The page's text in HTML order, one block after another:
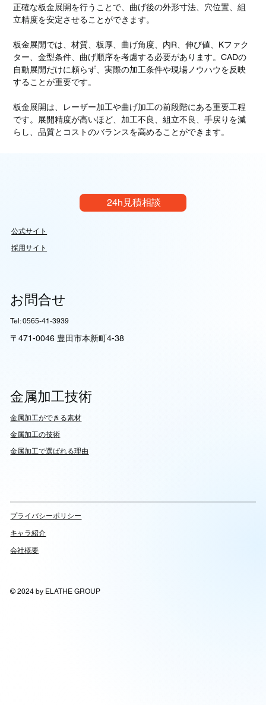
正確な板金展開を行うことで、曲げ後の外形寸法、穴位置、組
立精度を安定させることができます。
板金展開では、材質、板厚、曲げ角度、内R、伸び値、Kファク
ター、金型条件、曲げ順序を考慮する必要があります。CADの
自動展開だけに頼らず、実際の加工条件や現場ノウハウを反映
することが重要です。
板金展開は、レーザー加工や曲げ加工の前段階にある重要工程
です。展開精度が高いほど、加工不良、組立不良、手戻りを減
らし、品質とコストのバランスを高めることができます。
24h見積相談
公式サイト
採用サイト
お問合せ
Tel: 0565-41-3939
〒471-0046 豊田市本新町4-38
金属加工技術
​金属加工ができる素材
​金属加工の技術
金属加工で選ばれる理由
© 2024 by ELATHE GROUP
​プライバシーポリシー
キャラ紹介
会社概要